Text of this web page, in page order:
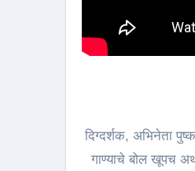
दिग्दर्शक, अभिनेता
गाण्याचे बोल खूपच